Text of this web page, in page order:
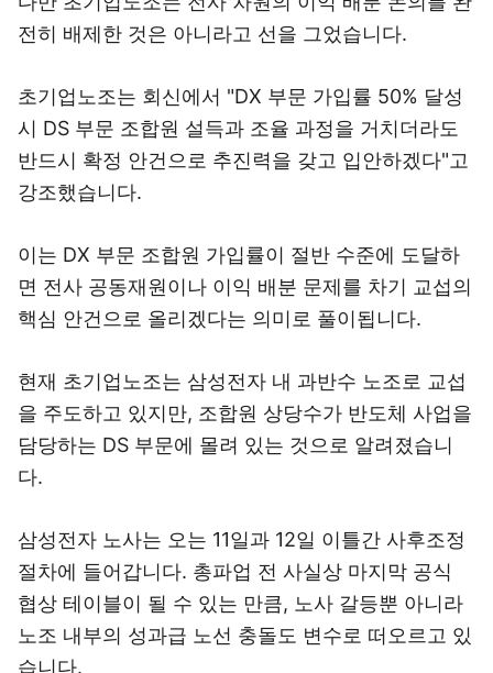
전히 배제한 것은 아니라고 선을 그었습니다.
초기업노조는 회신에서 "DX 부문 가입률 50% 달성
시 DS 부문 조합원 설득과 조율 과정을 거치더라도
반드시 확정 안건으로 추진력을 갖고 입안하겠다"고
강조했습니다.
이는 DX 부문 조합원 가입률이 절반 수준에 도달하
면 전사 공동재원이나 이익 배분 문제를 차기 교섭의
핵심 안건으로 올리겠다는 의미로 풀이됩니다.
현재 초기업노조는 삼성전자 내 과반수 노조로 교섭
을 주도하고 있지만, 조합원 상당수가 반도체 사업을
담당하는 DS 부문에 몰려 있는 것으로 알려졌습니
다.
삼성전자 노사는 오는 11일과 12일 이틀간 사후조정
절차에 들어갑니다. 총파업 전 사실상 마지막 공식
협상 테이블이 될 수 있는 만큼, 노사 갈등뿐 아니라
노조 내부의 성과급 노선 충돌도 변수로 떠오르고 있
습니다.